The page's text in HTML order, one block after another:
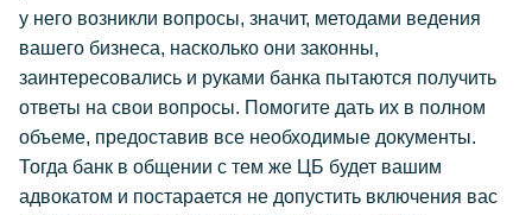
у него возникли вопросы, значит, методами ведения
вашего бизнеса, насколько они законны,
заинтересовались и руками банка пытаются получить
ответы на свои вопросы. Помогите дать их в полном
объеме, предоставив все необходимые документы.
Тогда банк в общении с тем же ЦБ будет вашим
адвокатом и постарается не допустить включения вас